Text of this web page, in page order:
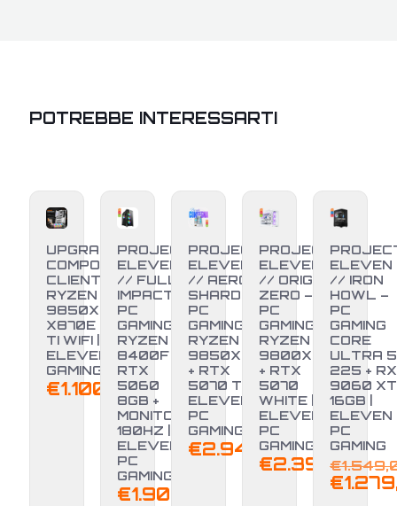
POTREBBE INTERESSARTI
NUOVO
UPGRADE
COMPONENTI
CLIENTE –
RYZEN 7
9850X3D +
X870E EDGE
TI WIFI |
ELEVEN PC
GAMING
€1.100,00
PROJECT
ELEVEN
// FULL
IMPACT –
PC
GAMING
RYZEN 5
8400F +
RTX
5060
8GB +
MONITOR
180HZ |
ELEVEN
PC
GAMING
€1.900,00
PROJECT
ELEVEN
// AERO
SHARD –
PC
GAMING
RYZEN 7
9850X3D
+ RTX
5070 TI |
ELEVEN
PC
GAMING
€2.949,00
PROJECT
ELEVEN
// ORIGIN
ZERO –
PC
GAMING
RYZEN 7
9800X3D
+ RTX
5070
WHITE |
ELEVEN
PC
GAMING
€2.399,00
-17%
ELEVEN
// IRON
HOWL –
PC
GAMING
CORE
ULTRA 5
225 + RX
9060 XT
16GB |
ELEVEN
PC
GAMING
€
€